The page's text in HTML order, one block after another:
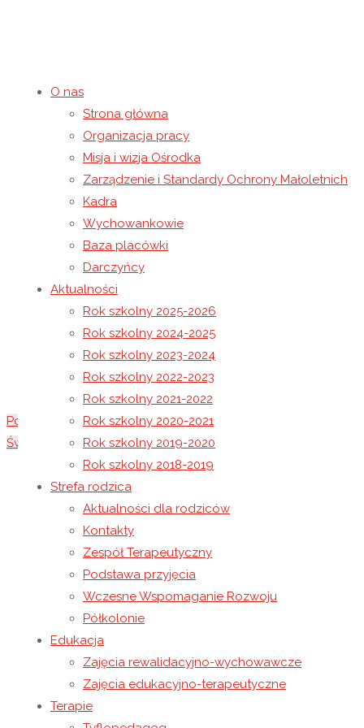
O nas
Strona główna
Organizacja pracy
Misja i wizja Ośrodka
Zarządzenie i Standardy Ochrony Małoletnich
Kadra
Wychowankowie
Baza placówki
Darczyńcy
Aktualności
Rok szkolny 2025-2026
Rok szkolny 2024-2025
Rok szkolny 2023-2024
Rok szkolny 2022-2023
Rok szkolny 2021-2022
Rok szkolny 2020-2021
Rok szkolny 2019-2020
Rok szkolny 2018-2019
Strefa rodzica
Aktualności dla rodziców
Kontakty
Zespół Terapeutyczny
Podstawa przyjęcia
Wczesne Wspomaganie Rozwoju
Półkolonie
Edukacja
Zajęcia rewalidacyjno-wychowawcze
Zajęcia edukacyjno-terapeutyczne
Terapie
Każdy czasem
31 marca 202331 marca 2023
Strona główna Rok szkolny 2022-2023
Podziękowania
Światowy Dzień Świadomości Autyzmu
31 marca 202331 marca 2023
Babeczki, muffiny, muffinki, dla chłopczyka i
Już do sklepu biegnie Szymek, bo dziś święto
Szybko w sklepie więc kupuje, to, co tylko
Z mamą w kuchni praca wre, każdy już muffinkę
Cytrynową, marchewkową, bardzo smaczną no i
Pyszne to deserki małe, na przyjęcia doskonałe.
Z owocami podawane, czekoladą polewane,